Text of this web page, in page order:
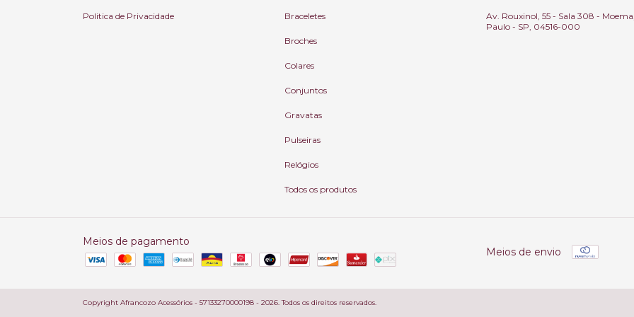
Politica de Privacidade Braceletes
Broches
Colares
Conjuntos
Gravatas
Pulseiras
Relógios
Todos os produtos
Av. Rouxinol, 55 - Sala 308 -
Paulo - SP, 04516-000
Meios de pagamento
Meios de envio
Copyright Afrancozo Acessórios - 57133270000198 - 2026. Todos os direitos reservados.